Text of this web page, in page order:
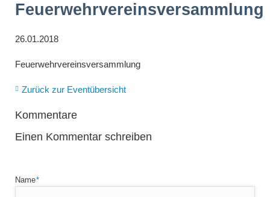
Feuerwehrvereinsversammlung
26.01.2018
Feuerwehrvereinsversammlung
Zurück zur Eventübersicht
Kommentare
Einen Kommentar schreiben
Pflichtfeld
Name*